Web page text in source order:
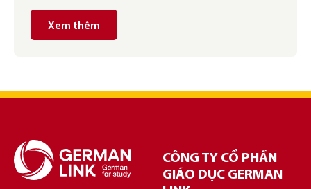
Xem thêm
CÔNG TY CỔ PHẦN
GIÁO DỤC GERMAN